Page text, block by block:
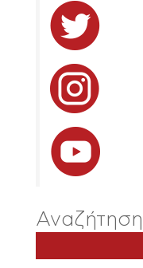
Αναζήτηση